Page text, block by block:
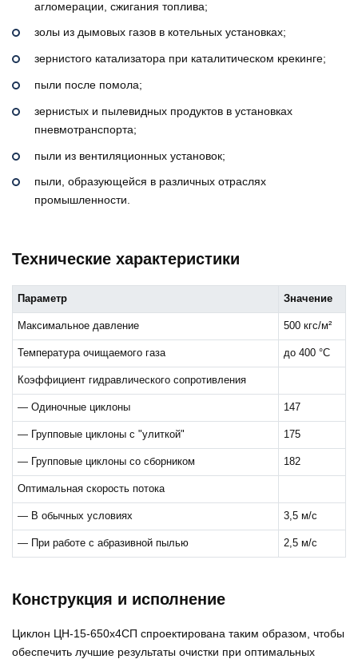
агломерации, сжигания топлива;
золы из дымовых газов в котельных установках;
зернистого катализатора при каталитическом крекинге;
пыли после помола;
зернистых и пылевидных продуктов в установках
пневмотранспорта;
пыли из вентиляционных установок;
пыли, образующейся в различных отраслях
промышленности.
Технические характеристики
Параметр Значение
Максимальное давление 500 кгс/м²
Температура очищаемого газа до 400 °C
Коэффициент гидравлического сопротивления
— Одиночные циклоны 147
— Групповые циклоны с "улиткой" 175
— Групповые циклоны со сборником 182
Оптимальная скорость потока
— В обычных условиях 3,5 м/с
— При работе с абразивной пылью 2,5 м/с
Конструкция и исполнение
Циклон ЦН-15-650х4СП спроектирована таким образом, чтобы
обеспечить лучшие результаты очистки при оптимальных